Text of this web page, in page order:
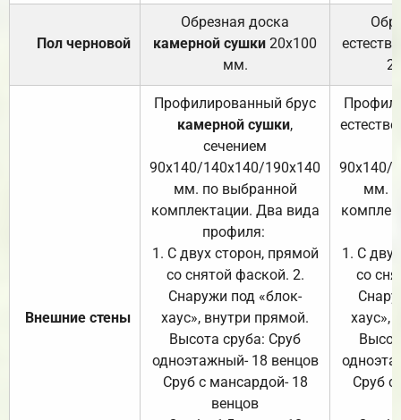
Пол черновой
Обрезная доска
камерной сушки 20х100
мм.
Внешние стены
Профилированный брус
камерной сушки,
сечением
90х140/140х140/190х140
мм. по выбранной
комплектации. Два вида
профиля:
1. С двух сторон, прямой
со снятой фаской. 2.
Снаружи под «блок-
хаус», внутри прямой.
Высота сруба: Сруб
одноэтажный- 18 венцов
Сруб с мансардой- 18
венцов
90х140/
мм.
1. С
со
хаус»,
Сруб с